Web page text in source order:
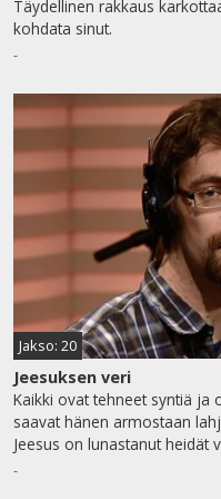
Täydellinen rakkaus
kohdata sinut.
-
Jakso: 20
Jeesuksen veri
Kaikki ovat tehneet syntiä ja
saavat hänen armostaan
Jeesus on lunastanut heidät
-